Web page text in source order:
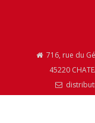
716, rue du
45220